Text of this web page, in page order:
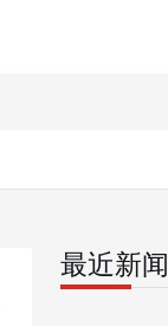
最近新闻